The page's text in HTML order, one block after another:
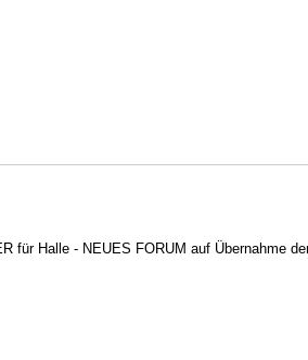
für Halle - NEUES FORUM auf Übernahme